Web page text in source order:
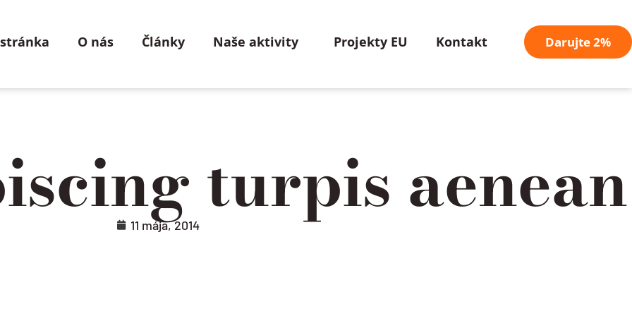
O nás Články Naše aktivity Projekty EU Kontakt Darujte 2%
turpis aenean
11 mája, 2014